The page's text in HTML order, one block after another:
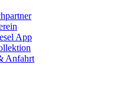
App
Anfahrt